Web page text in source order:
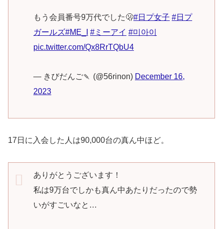
もう会員番号9万代でした🫢#日プ女子 #日プ
ガールズ#ME_I #ミーアイ #미아이
pic.twitter.com/Qx8RrTQbU4
— きびだんご🍡 (@56rinon) December 16,
2023
17日に入会した人は90,000台の真ん中ほど。
ありがとうございます！
私は9万台でしかも真ん中あたりだったので勢
いがすごいなと…